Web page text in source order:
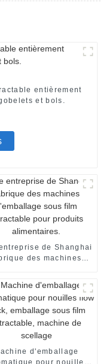
entièrement
et bols.
de Shanghai
des machines
alimentaires.
d'emballage
pour nouilles